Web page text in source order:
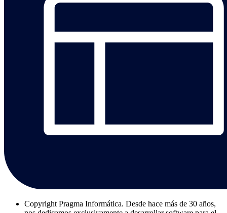
Copyright Pragma Informática. Desde hace más de 30 años,